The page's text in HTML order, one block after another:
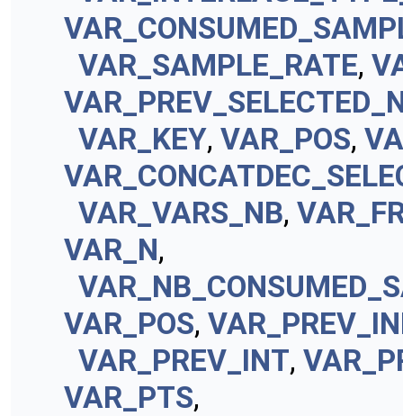
VAR_SAMPLE_RATE,
VAR_KEY, VAR_POS,
VAR_VARS_NB,
VAR_N,
VAR_POS,
VAR_PREV_INT,
VAR_PTS,